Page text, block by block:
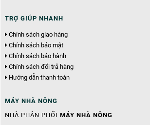
TRỢ GIÚP NHANH
Chính sách giao hàng
Chính sách bảo mật
Chính sách bảo hành
Chính sách đổi trả hàng
Hướng dẫn thanh toán
MÁY NHÀ NÔNG
NHÀ PHÂN PHỐI MÁY NHÀ NÔNG